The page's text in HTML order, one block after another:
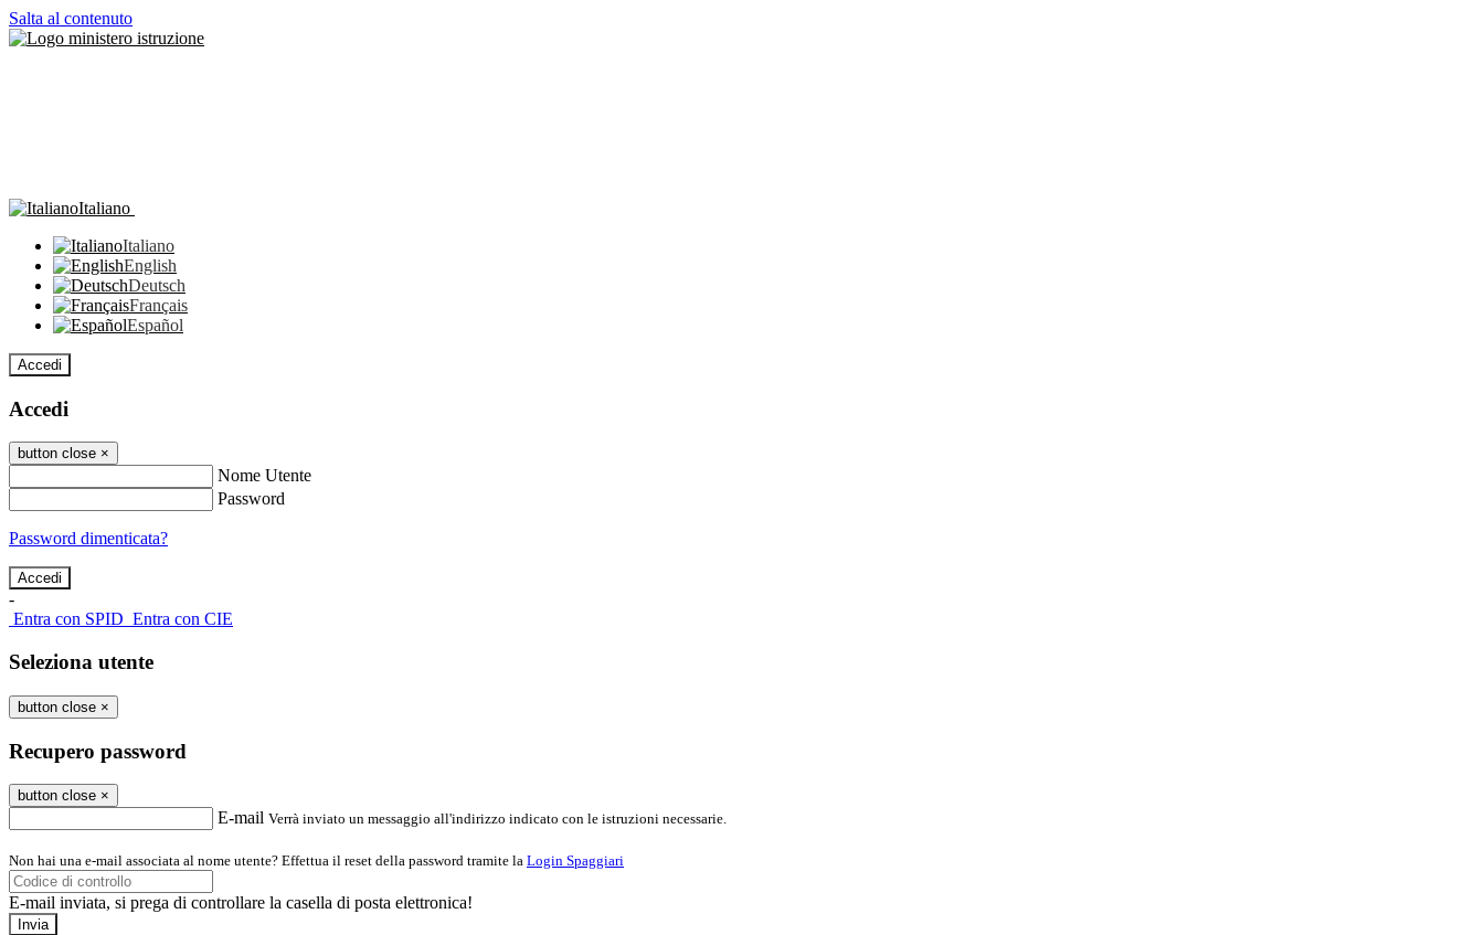
Salta al contenuto
Italiano
Italiano
English
Deutsch
Français
Español
Accedi
Accedi
button close ×
Nome Utente
Password
Password dimenticata?
-
Entra con SPID Entra con CIE
Seleziona utente
button close ×
Recupero password
button close ×
E-mail Verrà inviato un messaggio all'indirizzo indicato con le istruzioni necessarie.
Non hai una e-mail associata al nome utente? Effettua il reset della password tramite la Login Spaggiari
E-mail inviata, si prega di controllare la casella di posta elettronica!